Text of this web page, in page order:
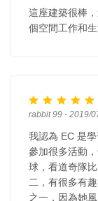
這座建築很棒
個空間工作和生
rabbit 99 - 2019/
我認為 EC 是
參加很多活動
球，看道奇隊
二，有很多有
之一，因為她